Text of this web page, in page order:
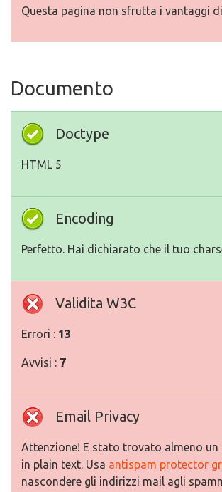
Questa pagina non sfrutta i vantaggi
Documento
Doctype
HTML 5
Encoding
Perfetto. Hai dichiarato che il tuo
Validita W3C
Errori : 13
Avvisi : 7
Email Privacy
Attenzione! E stato trovato almeno
in plain text. Usa antispam protector
nascondere gli indirizzi mail agli